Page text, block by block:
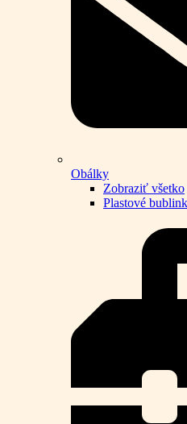
Obálky
Zobraziť všetko
Plastové